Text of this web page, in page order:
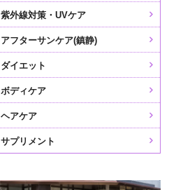
紫外線対策・UVケア
アフターサンケア(鎮静)
ダイエット
ボディケア
ヘアケア
サプリメント